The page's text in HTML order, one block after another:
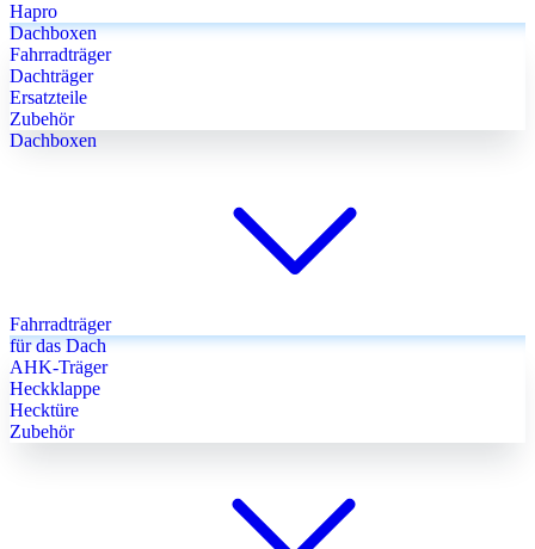
Hapro
Dachboxen
Fahrradträger
Dachträger
Ersatzteile
Zubehör
Dachboxen
Fahrradträger
für das Dach
AHK-Träger
Heckklappe
Hecktüre
Zubehör